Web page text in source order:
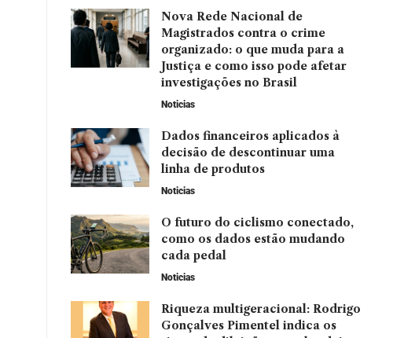
Nova Rede Nacional de
Magistrados contra o crime
organizado: o que muda para a
Justiça e como isso pode afetar
investigações no Brasil
Noticias
Dados financeiros aplicados à
decisão de descontinuar uma
linha de produtos
Noticias
O futuro do ciclismo conectado,
como os dados estão mudando
cada pedal
Noticias
Riqueza multigeracional: Rodrigo
Gonçalves Pimentel indica os